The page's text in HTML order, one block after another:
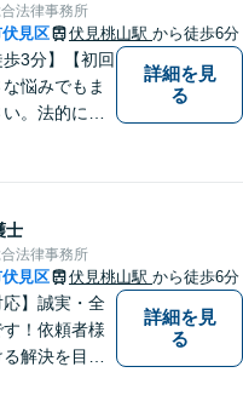
法律事務所
見区 伏見桃山駅 から徒歩6分
歩3分】【初回
悩みでもま
。法的に無
など幅広く
・夜間対応
詳細を見
る
士
法律事務所
見区 伏見桃山駅 から徒歩6分
応】誠実・全
！依頼者様
解決を目指
詳細を見
る